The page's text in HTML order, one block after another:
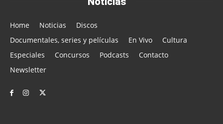
Home Noticias
Discos
Documentales, series y películas
En Vivo
Cultura
Especiales
Concursos Podcasts
Contacto
Newsletter